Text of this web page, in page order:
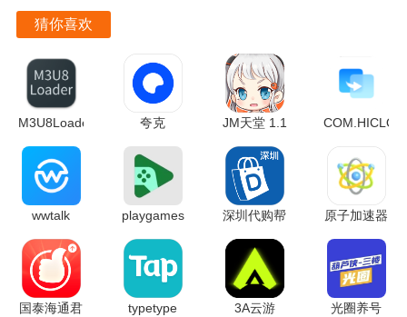
提供实时视频监控功能，随时查看监控端的画面，掌握现场
支持双向语音对讲功能，与监控端的人员进行实时沟通，远
程指挥。
允许用户切换监控端的前后摄像头，监控不同方向的画面，
扩大监控范围。
支持录像功能，录制监控画面，方便日后查看和取证。
提供报警提醒功能，当监控端检测到异常情况时，会及时通
知用户，以便用户采取相应措施。
允许用户调整视频分辨率，根据网络状况和需求选择合适的
猜你喜欢
M3U8Loader
1.3.177 手
机版
夸克
10.14.5.129
官方正版
JM天堂 1.1
安卓版
安卓版
wwtalk
3.6.5 手机
版
playgames
2025.09.62451
(820597585.820597585-
19040 最新
版
深圳代购帮
2.3.29 安卓
版
原子加速器
1.10 官方
正版
国泰海通君
typetype
3A云游
光圈养号